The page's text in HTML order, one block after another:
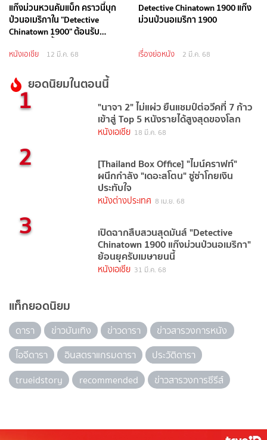
แก๊งม่วนหวนคัมแบ็ก คราวนี้บุก
ป่วนอเมริกาใน "Detective
Chinatown 1900" ต้อนรับ
หนังเอเชีย 12 มี.ค. 68
Detective Chinatown 1900 แก๊ง
ม่วนป่วนอเมริกา 1900
เรื่องย่อหนัง 2 มี.ค. 68
ยอดนิยมในตอนนี้
1 "นาจา 2" ไม่แผ่ว ยืนแชมป์ต่อวีคที่ 7 ก้าว
เข้าสู่ Top 5 หนังรายได้สูงสุดของโลก
หนังเอเชีย 18 มี.ค. 68
2 [Thailand Box Office] "ไมน์คราฟท์"
ผนึกกำลัง "เดอะสโตน" ซู่ซ่าโกยเงิน
ประทับใจ
หนังต่างประเทศ 8 เม.ย. 68
3 เปิดฉากสืบสวนสุดมันส์ "Detective
Chinatown 1900 แก๊งม่วนป่วนอเมริกา"
ย้อนยุครับเมษายนนี้
หนังเอเชีย 31 มี.ค. 68
แท็กยอดนิยม
ดารา ข่าวบันเทิง ข่าวดารา
ข่าวสารวงการหนัง
ไอจีดารา
อินสตราแกรมดารา
ประวัติดารา
trueidstory
recommended ข่าวสารวงการซีรีส์